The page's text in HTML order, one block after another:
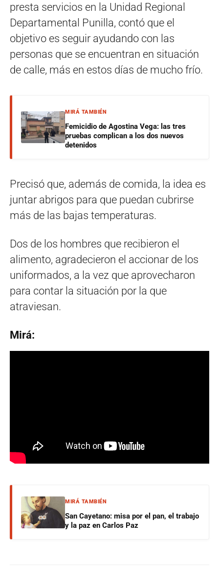
presta servicios en la Unidad Regional
Departamental Punilla, contó que el
objetivo es seguir ayudando con las
personas que se encuentran en situación
de calle, más en estos días de mucho frío.
MIRÁ TAMBIÉN
Femicidio de Agostina Vega: las tres
pruebas complican a los dos nuevos
detenidos
Precisó que, además de comida, la idea es
juntar abrigos para que puedan cubrirse
más de las bajas temperaturas.
Dos de los hombres que recibieron el
alimento, agradecieron el accionar de los
uniformados, a la vez que aprovecharon
para contar la situación por la que
atraviesan.
Mirá:
MIRÁ TAMBIÉN
San Cayetano: misa por el pan, el trabajo
y la paz en Carlos Paz